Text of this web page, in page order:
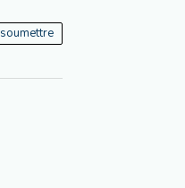
soumettre